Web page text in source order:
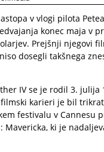
v vlogi pilota
konec maja v
Prejšnji njegovi
dosegli takšnega
IV se je rodil 3. julija
filmski karieri je bil
festivalu v Cannesu
ki je